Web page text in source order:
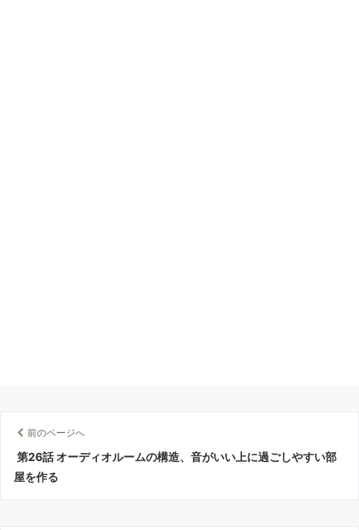
前のページへ
第26話 オーディオルームの構造、音がいい上に過ごしやすい部
屋を作る